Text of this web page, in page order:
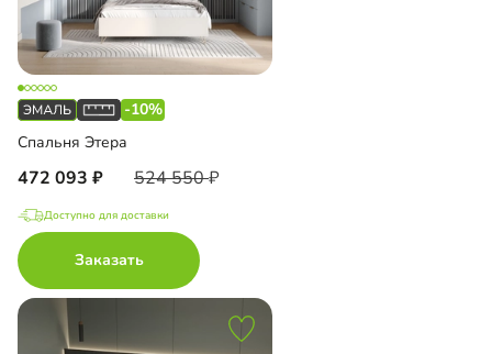
-10%
Спальня Этера
472 093 524 550
Доступно для доставки
Заказать